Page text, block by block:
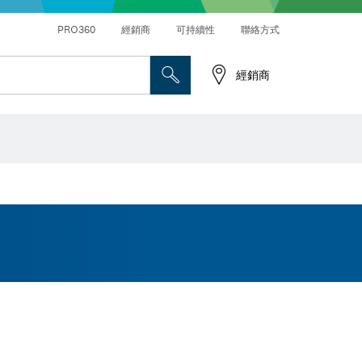
PRO360 經銷商 可持續性 聯絡方式
經銷商